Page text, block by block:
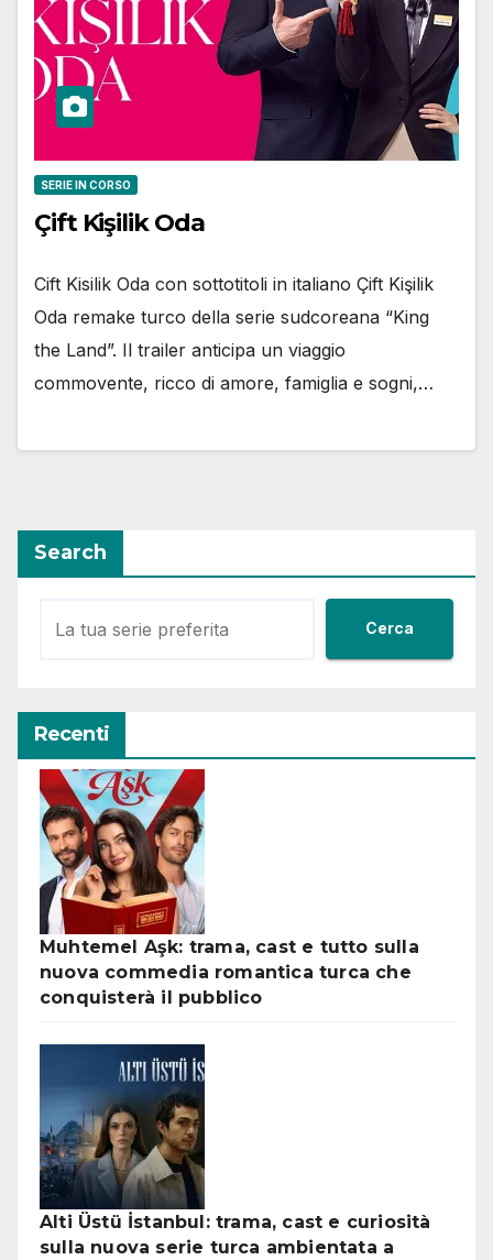
SERIE IN CORSO
Çift Kişilik Oda
Cift Kisilik Oda con sottotitoli in italiano Çift Kişilik
Oda remake turco della serie sudcoreana “King
the Land”. Il trailer anticipa un viaggio
commovente, ricco di amore, famiglia e sogni,…
Search
Cerca
Recenti
Muhtemel Aşk: trama, cast e tutto sulla
nuova commedia romantica turca che
conquisterà il pubblico
Alti Üstü İstanbul: trama, cast e curiosità
sulla nuova serie turca ambientata a